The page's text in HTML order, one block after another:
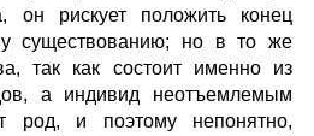
он рискует положить конец
существованию; но в то же
так как состоит именно из
а индивид неотъемлемым
род, и поэтому непонятно,